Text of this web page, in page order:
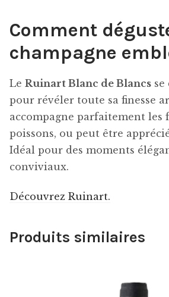
Comment
champagne
Le Ruinart Blanc de Blancs se
pour révéler toute sa finesse
accompagne parfaitement les
poissons, ou peut être
Idéal pour des moments
conviviaux.
Découvrez Ruinart.
Produits similaires